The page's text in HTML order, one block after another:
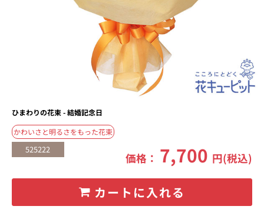
ひまわりの花束 - 結婚記念日
かわいさと明るさをもった花束
525222
価格： 7,700 円(税込)
カートに入れる